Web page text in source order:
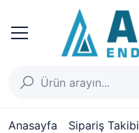
Anasayfa Sipariş Takibi